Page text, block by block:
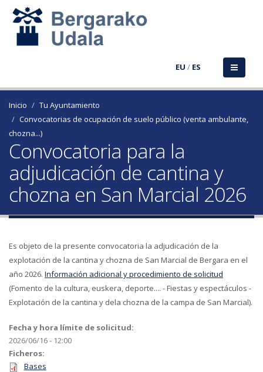
EU / ES
Inicio
Tu Ayuntamiento
Convocatorias de ocupación de suelo público (venta ambulante,
chozna...)
Convocatoria para la
adjudicación de cantina y
chozna en San Marcial 2026
Es objeto de la presente convocatoria la adjudicación de la
explotación de la cantina y chozna de San Marcial de Bergara en el
año 2026. Información adicional y procedimiento de solicitud
(Fomento de la cultura, euskera, deporte.... - Fiestas y espectáculos -
Explotación de la cantina y dela chozna de la campa de San Marcial).
Fecha y hora límite de solicitud:
2026/06/16 - 12:00
Ficheros:
Bases